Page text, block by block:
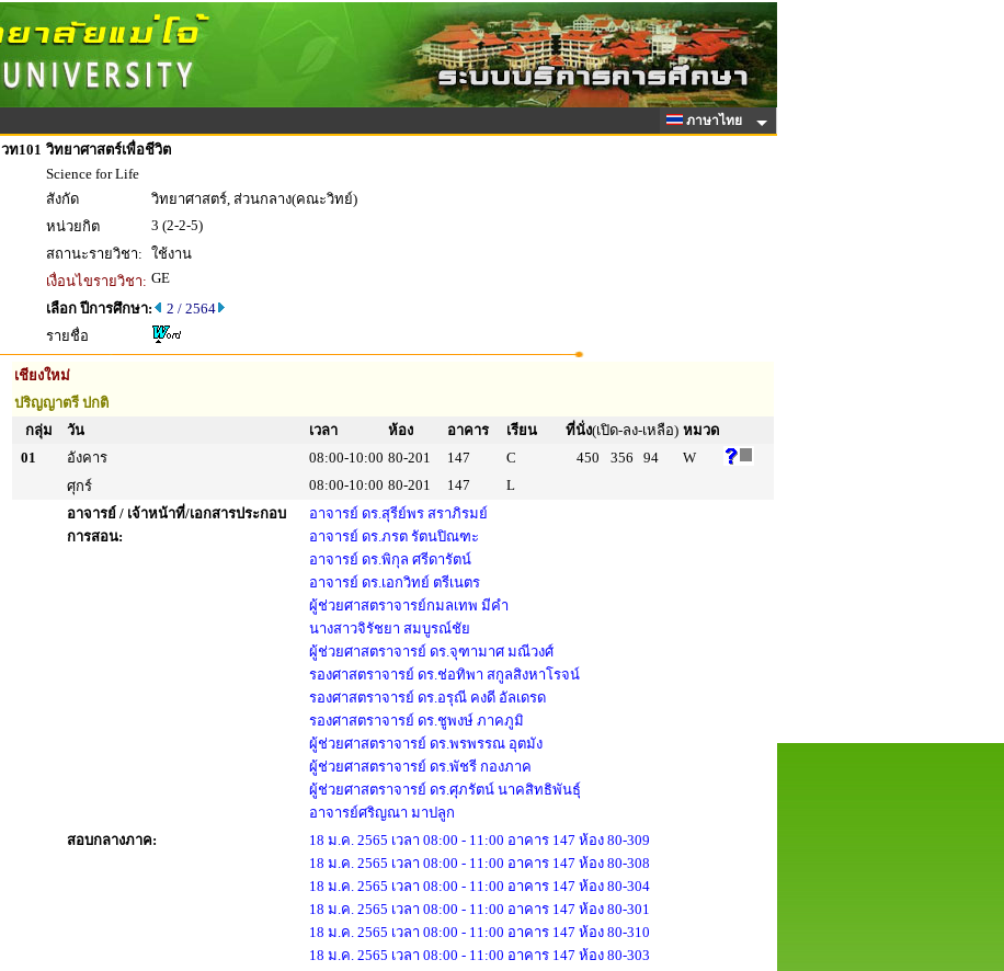
ภาษาไทย
วท101 วิทยาศาสตร์เพื่อชีวิต
Science for Life
สังกัด
วิทยาศาสตร์, ส่วนกลาง(คณะวิทย์)
หน่วยกิต
3 (2-2-5)
สถานะรายวิชา: ใช้งาน
เงื่อนไขรายวิชา: GE
เลือก ปีการศึกษา:
2 / 2564
รายชื่อ
เชียงใหม่
ปริญญาตรี ปกติ
กลุ่ม
วัน เวลา ห้อง อาคาร เรียน ที่นั่ง(เปิด-ลง-เหลือ) หมวด
01
อังคาร 08:00-10:00 80-201 147 C 450 356 94
W
ศุกร์
08:00-10:00 80-201 147
L
อาจารย์ / เจ้าหน้าที่/เอกสารประกอบ
การสอน:
อาจารย์ ดร.สุรีย์พร สราภิรมย์
อาจารย์ ดร.ภรต รัตนปิณฑะ
อาจารย์ ดร.พิกุล ศรีดารัตน์
อาจารย์ ดร.เอกวิทย์ ตรีเนตร
ผู้ช่วยศาสตราจารย์กมลเทพ มีคำ
นางสาวจิรัชยา สมบูรณ์ชัย
ผู้ช่วยศาสตราจารย์ ดร.จุฑามาศ มณีวงศ์
รองศาสตราจารย์ ดร.ช่อทิพา สกูลสิงหาโรจน์
รองศาสตราจารย์ ดร.อรุณี คงดี อัลเดรด
รองศาสตราจารย์ ดร.ชูพงษ์ ภาคภูมิ
ผู้ช่วยศาสตราจารย์ ดร.พรพรรณ อุตมัง
ผู้ช่วยศาสตราจารย์ ดร.พัชรี กองภาค
ผู้ช่วยศาสตราจารย์ ดร.ศุภรัตน์ นาคสิทธิพันธุ์
อาจารย์ศริญณา มาปลูก
สอบกลางภาค:
18 ม.ค. 2565 เวลา 08:00 - 11:00 อาคาร 147 ห้อง 80-309
18 ม.ค. 2565 เวลา 08:00 - 11:00 อาคาร 147 ห้อง 80-308
18 ม.ค. 2565 เวลา 08:00 - 11:00 อาคาร 147 ห้อง 80-304
18 ม.ค. 2565 เวลา 08:00 - 11:00 อาคาร 147 ห้อง 80-301
18 ม.ค. 2565 เวลา 08:00 - 11:00 อาคาร 147 ห้อง 80-310
18 ม.ค. 2565 เวลา 08:00 - 11:00 อาคาร 147 ห้อง 80-303